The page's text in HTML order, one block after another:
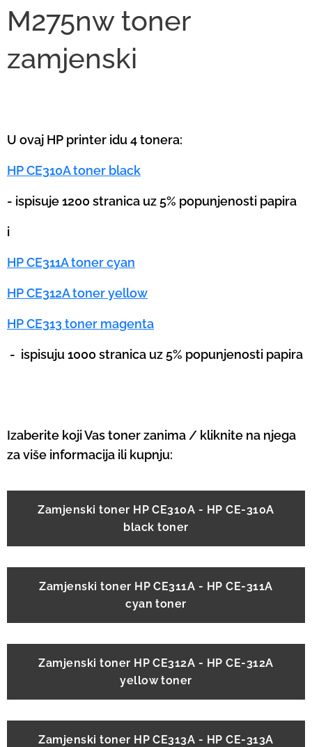
M275nw toner
zamjenski
U ovaj HP printer idu 4 tonera:
HP CE310A toner black
- ispisuje 1200 stranica uz 5% popunjenosti papira
i
HP CE311A toner cyan
HP CE312A toner yellow
HP CE313 toner magenta
- ispisuju 1000 stranica uz 5% popunjenosti papira
Izaberite koji Vas toner zanima / kliknite na njega
za više informacija ili kupnju:
Zamjenski toner HP CE310A - HP CE-310A
black toner
Zamjenski toner HP CE311A - HP CE-311A
cyan toner
Zamjenski toner HP CE312A - HP CE-312A
yellow toner
Zamjenski toner HP CE313A - HP CE-313A